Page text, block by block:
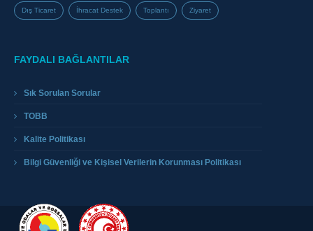
Dış Ticaret İhracat Destek Toplantı Ziyaret
FAYDALI BAĞLANTILAR
Sık Sorulan Sorular
TOBB
Kalite Politikası
Bilgi Güvenliği ve Kişisel Verilerin Korunması Politikası